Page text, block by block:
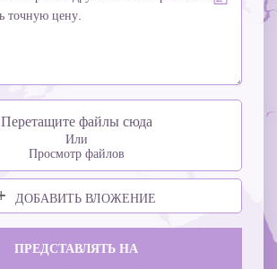
Перетащите файлы сюда
Или
Просмотр файлов
ДОБАВИТЬ ВЛОЖЕНИЕ
ПРЕДСТАВЛЯТЬ НА